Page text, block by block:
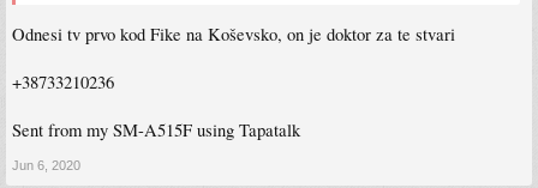
Odnesi tv prvo kod Fike na Koševsko, on je doktor za te stvari
+38733210236
Sent from my SM-A515F using Tapatalk
Jun 6, 2020